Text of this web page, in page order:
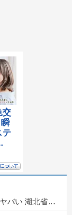
場浸水・車両が次々流される